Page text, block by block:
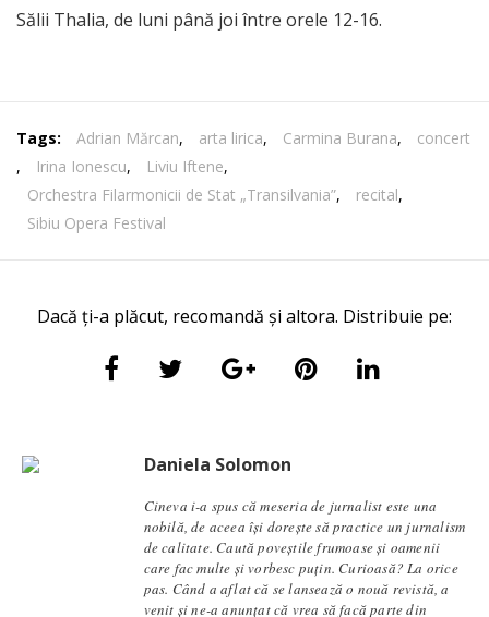
Sălii Thalia, de luni până joi între orele 12-16.
Tags: Adrian Mărcan, arta lirica, Carmina Burana,
concert
,
Irina Ionescu, Liviu Iftene,
Orchestra Filarmonicii de Stat „Transilvania”, recital,
Sibiu Opera Festival
Dacă ți-a plăcut, recomandă și altora. Distribuie pe:
Daniela Solomon
Cineva i-a spus că meseria de jurnalist este una
nobilă, de aceea își dorește să practice un jurnalism
de calitate. Caută poveștile frumoase și oamenii
care fac multe și vorbesc puțin. Curioasă? La orice
pas. Când a aflat că se lansează o nouă revistă, a
venit și ne-a anunțat că vrea să facă parte din